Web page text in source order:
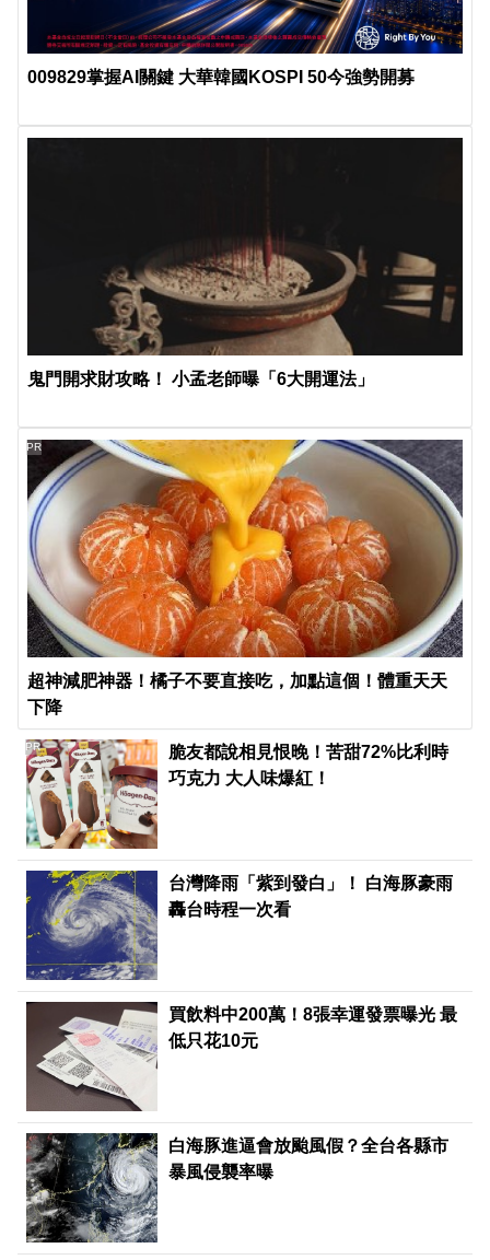
009829掌握AI關鍵 大華韓國KOSPI 50今強勢開募
鬼門開求財攻略！ 小孟老師曝「6大開運法」
超神減肥神器！橘子不要直接吃，加點這個！體重天天
下降
PR
脆友都說相見恨晚！苦甜72%比利時
巧克力 大人味爆紅！
PR
台灣降雨「紫到發白」！ 白海豚豪雨
轟台時程一次看
買飲料中200萬！8張幸運發票曝光 最
低只花10元
白海豚進逼會放颱風假？全台各縣市
暴風侵襲率曝